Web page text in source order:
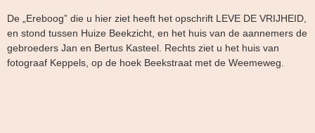
De „Ereboog” die u hier ziet heeft het opschrift LEVE DE VRIJHEID,
en stond tussen Huize Beekzicht, en het huis van de aannemers de
gebroeders Jan en Bertus Kasteel. Rechts ziet u het huis van
fotograaf Keppels, op de hoek Beekstraat met de Weemeweg.